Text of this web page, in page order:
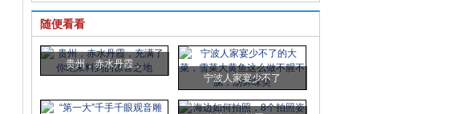
随便看看
贵州，赤水丹霞，
宁波人家宴少不了